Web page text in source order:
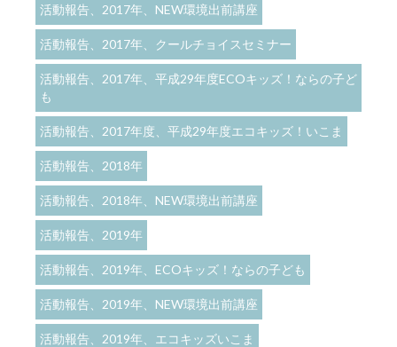
活動報告、2017年、NEW環境出前講座
活動報告、2017年、クールチョイスセミナー
活動報告、2017年、平成29年度ECOキッズ！ならの子ど
も
活動報告、2017年度、平成29年度エコキッズ！いこま
活動報告、2018年
活動報告、2018年、NEW環境出前講座
活動報告、2019年
活動報告、2019年、ECOキッズ！ならの子ども
活動報告、2019年、NEW環境出前講座
活動報告、2019年、エコキッズいこま